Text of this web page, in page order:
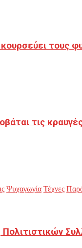
τους
τις
Ψυχαγωγία Τέχνες
Πολιτιστικών